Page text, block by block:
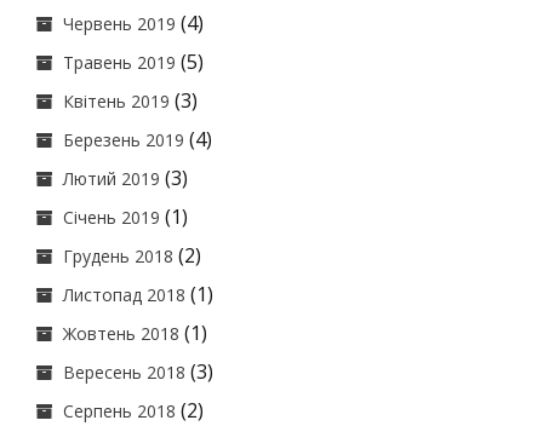
Червень 2019 (4)
Травень 2019 (5)
Квітень 2019 (3)
Березень 2019 (4)
Лютий 2019 (3)
Січень 2019 (1)
Грудень 2018 (2)
Листопад 2018 (1)
Жовтень 2018 (1)
Вересень 2018 (3)
Серпень 2018 (2)